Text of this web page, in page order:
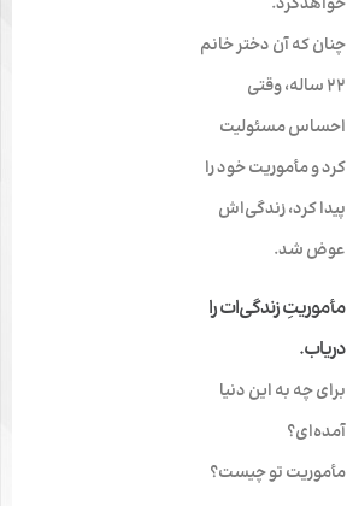
چنان که آن دختر خانم
22 ساله، وقتی
احساس مسئولیت
کرد و مأموریت خود را
پیدا کرد، زندگی‌­اش
عوض شد.
مأموریتِ زندگی‌­ات را
دریاب.
برای چه به این دنیا
آمده‌ای؟
مأموریت تو چیست؟